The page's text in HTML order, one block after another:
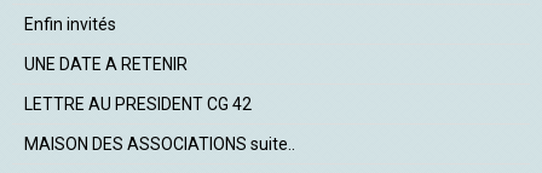
Enfin invités
UNE DATE A RETENIR
LETTRE AU PRESIDENT CG 42
MAISON DES ASSOCIATIONS suite..